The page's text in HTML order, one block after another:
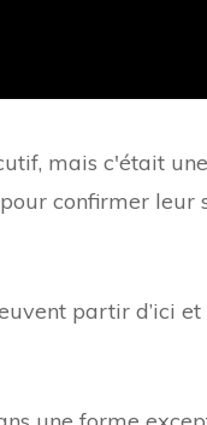
mais c'était
confirmer leur
partir d’ici